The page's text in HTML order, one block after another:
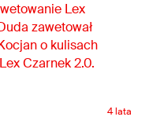
Lex
zawetował
o kulisach
Czarnek 2.0.
4 lata